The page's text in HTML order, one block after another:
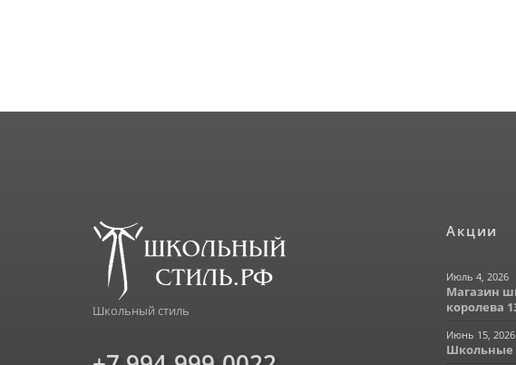
Школьный стиль
Акции
Июль 4, 2026
Магазин
королева
Июнь 15, 2026
Школьные